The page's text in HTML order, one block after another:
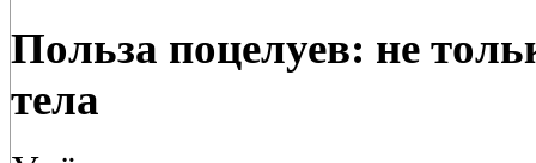
Польза поцелуев: не
тела